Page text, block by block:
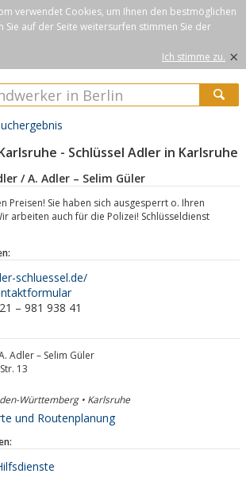
verwendet Cookies, um Ihnen den bestmöglichen
Sie auf der Seite weitersurfen stimmen Sie der
Ich stimme zu. ×
- Schlüssel Adler in Karlsruhe
/ A. Adler – Selim Güler
Preisen! Sie haben sich ausgesperrt o. Ihren
arbeiten auch für die Polizei! Schlüsseldienst
schluessel.de/
– 981 938 41
Adler – Selim Güler
13
Württemberg • Karlsruhe
und Routenplanung